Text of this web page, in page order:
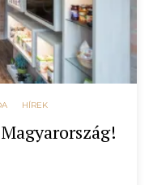
HÍREK